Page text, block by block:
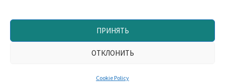
ПРИНЯТЬ
ОТКЛОНИТЬ
Cookie Policy
Запрещено использование материалов TV-неделя без
согласования с редакцией. При использовании
обязательна. Работает наWordPress